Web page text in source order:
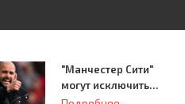
"Манчестер Сити"
могут исключить
из Лиги